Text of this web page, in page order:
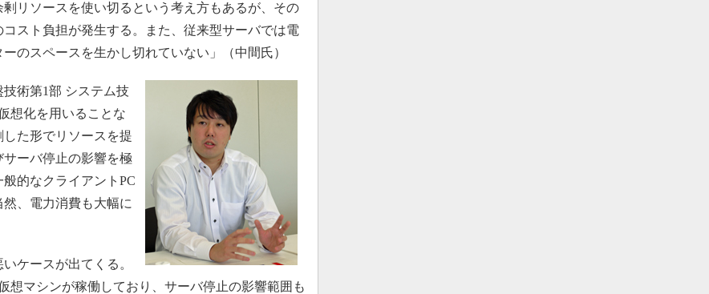
リソースを使い切るという考え方もあるが、その
スト負担が発生する。また、従来型サーバでは電
のスペースを生かし切れていない」（中間氏）
術第1部 システム技
想化を用いることな
た形でリソースを提
ーバ停止の影響を極
的なクライアントPC
、電力消費も大幅に
ケースが出てくる。
想マシンが稼働しており、サーバ停止の影響範囲も